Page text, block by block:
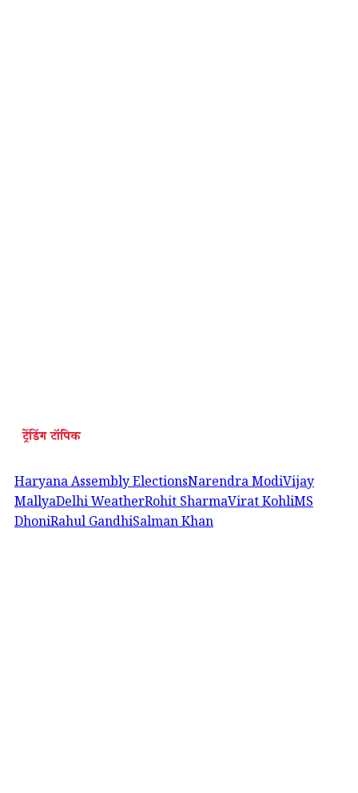
ट्रेंडिंग टॉपिक
Haryana Assembly ElectionsNarendra ModiVijay
MallyaDelhi WeatherRohit SharmaVirat KohliMS
DhoniRahul GandhiSalman Khan